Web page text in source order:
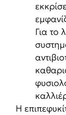
Για το
Η